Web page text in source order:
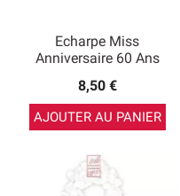
Echarpe Miss
Anniversaire 60 Ans
8,50 €
AJOUTER AU PANIER